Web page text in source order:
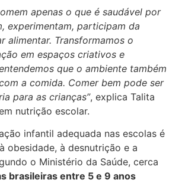
apenas o que é saudável por
experimentam, participam da
alimentar. Transformamos o
em espaços criativos e
que o ambiente também
a comida. Comer bem pode ser
para as crianças”, explica Talita
nutrição escolar.
infantil adequada nas escolas é
obesidade, à desnutrição e a
o Ministério da Saúde, cerca
brasileiras entre 5 e 9 anos